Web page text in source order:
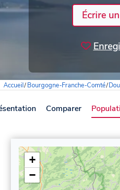
Écrire
Accueil/Bourgogne-Franche-Comté/
Comparer
+
−